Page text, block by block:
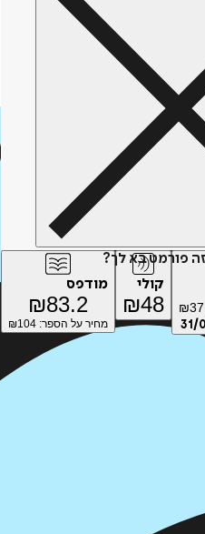
פורמט בא לך?
₪37
31/
קולי
₪48
מודפס
₪83.2
מחיר על הספר: ₪104